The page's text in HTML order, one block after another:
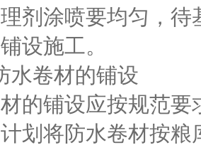
剂涂喷要均匀，
设施工。
卷材的铺设
铺设应按规范要
划将防水卷材按